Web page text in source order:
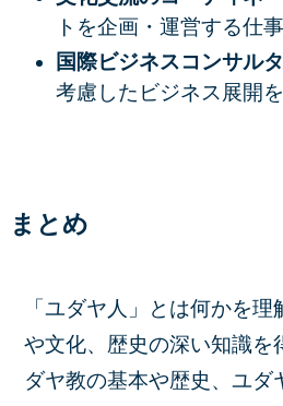
トを企画・運営する仕事
国際ビジネスコンサル
考慮したビジネス展開を
まとめ
「ユダヤ人」とは何かを
や文化、歴史の深い知識を
ダヤ教の基本や歴史、ユダ